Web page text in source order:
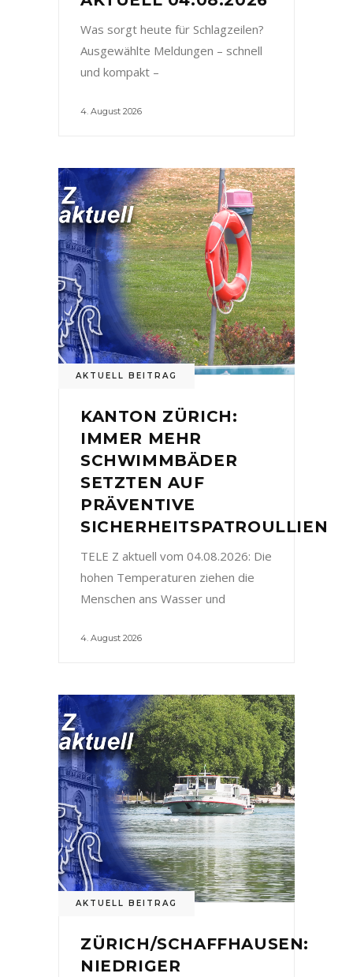
Was sorgt heute für Schlagzeilen?
Ausgewählte Meldungen – schnell
und kompakt –
4. August 2026
AKTUELL BEITRAG
KANTON ZÜRICH:
IMMER MEHR
SCHWIMMBÄDER
SETZTEN AUF
PRÄVENTIVE
SICHERHEITSPATROULLIEN
TELE Z aktuell vom 04.08.2026: Die
hohen Temperaturen ziehen die
Menschen ans Wasser und
4. August 2026
AKTUELL BEITRAG
ZÜRICH/SCHAFFHAUSEN:
NIEDRIGER